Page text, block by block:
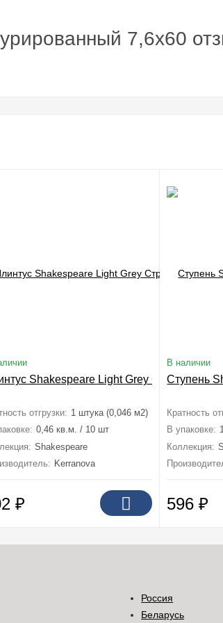
7,6x60
29,4x60
Shakespeare Light Grey
отгрузки: 1 штука (0,046 м2)
0,46 кв.м. / 10 шт
Shakespeare
Kerranova
₽
В наличии
Ступень
Кратность
В упаковке:
Коллекция:
596₽
Россия
Беларусь